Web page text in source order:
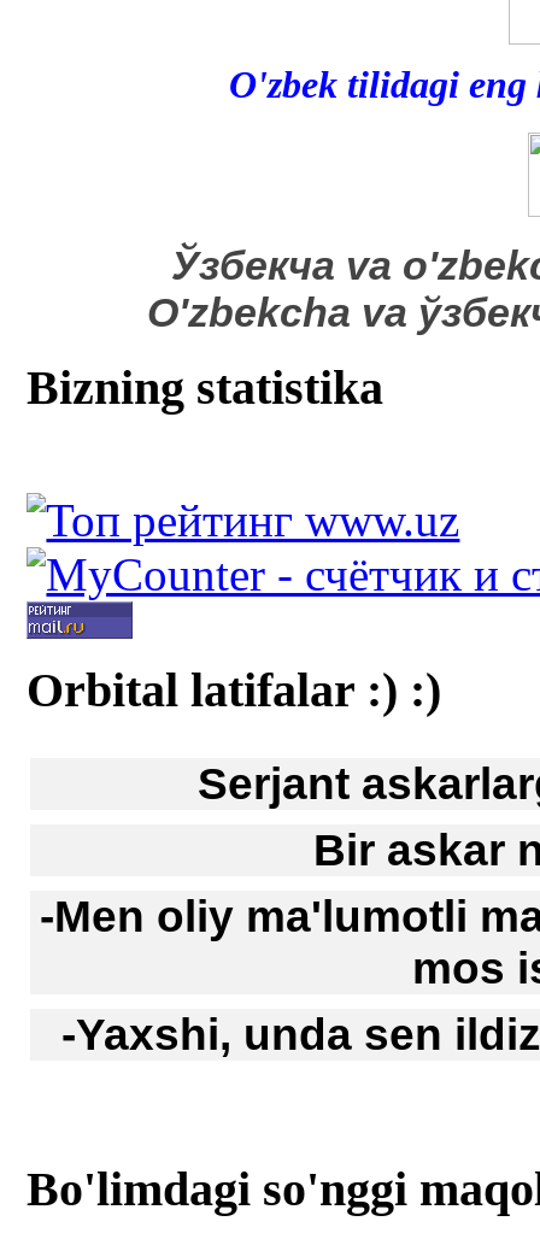
O'zbek tilidagi
​Ўзбекча va
O'zbekcha va
Bizning statistika
Orbital latifalar :) :)
Serjant
Bir askar
-Men oliy ma'lumotli
mos
-Yaxshi, unda sen
Bo'limdagi so'nggi